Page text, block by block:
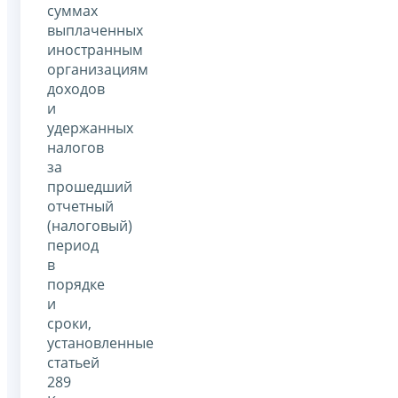
суммах
выплаченных
иностранным
организациям
доходов
и
удержанных
налогов
за
прошедший
отчетный
(налоговый)
период
в
порядке
и
сроки,
установленные
статьей
289